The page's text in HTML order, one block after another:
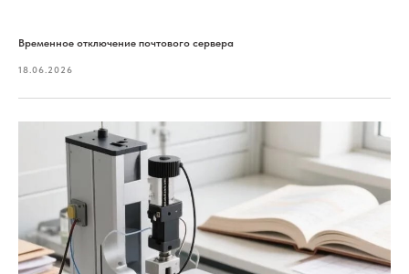
Временное отключение почтового сервера
18.06.2026